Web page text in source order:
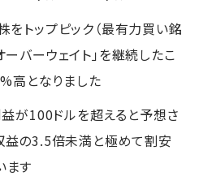
をトップピック（最有力買い銘
ーバーウェイト」を継続したこ
高となりました
が100ドルを超えると予想さ
益の3.5倍未満と極めて割安
ます